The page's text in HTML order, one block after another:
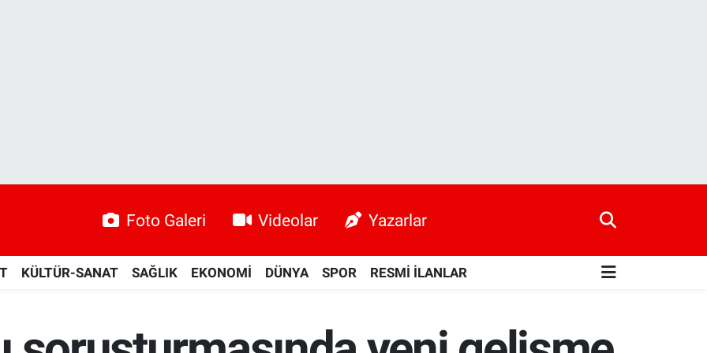
Foto Galeri Videolar Yazarlar
KÜLTÜR-SANAT SAĞLIK EKONOMİ DÜNYA SPOR RESMİ İLANLAR